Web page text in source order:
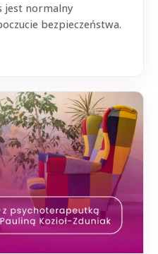
jest normalny
bezpieczeństwa.